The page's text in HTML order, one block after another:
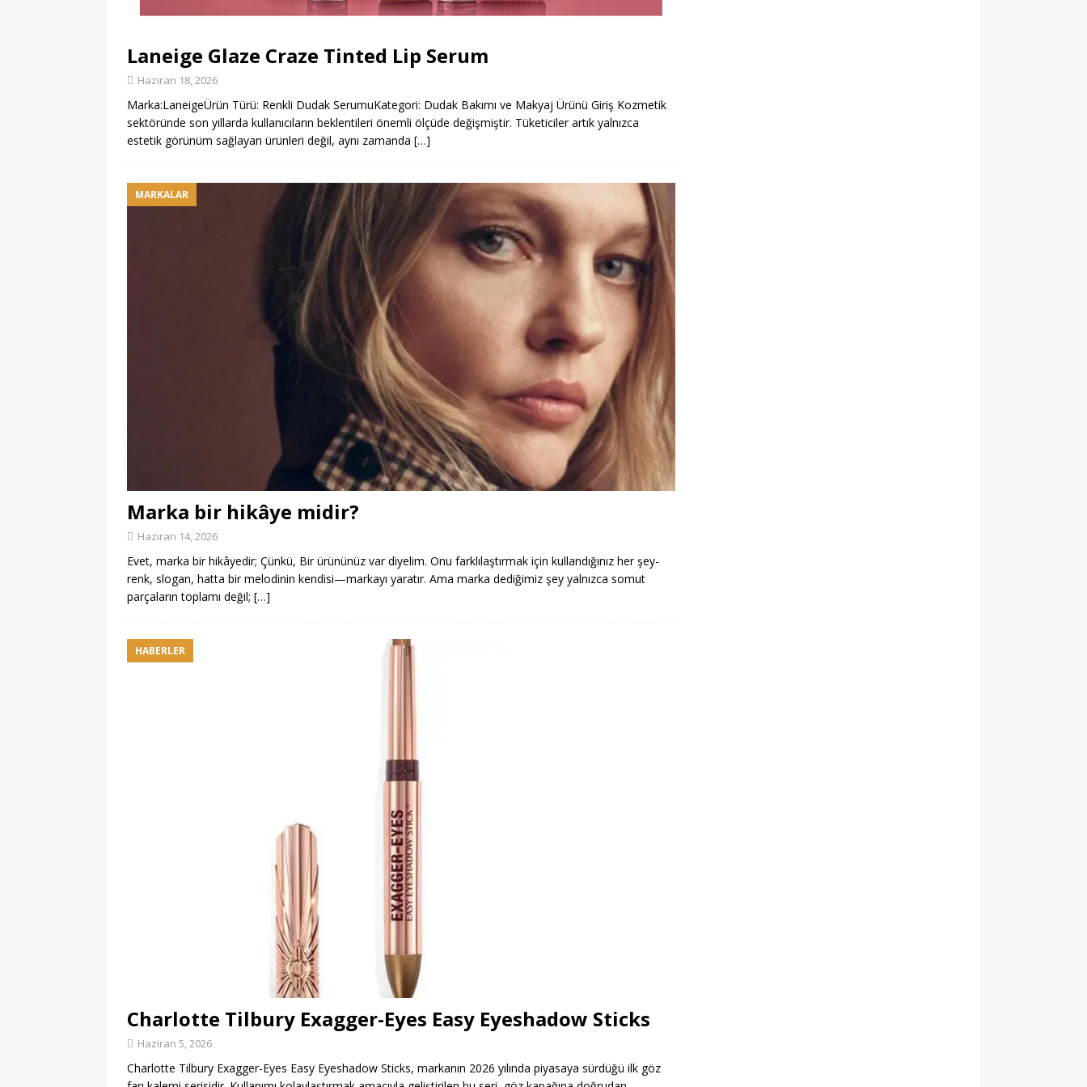
Laneige Glaze Craze Tinted Lip Serum
Haziran 18, 2026
Marka:LaneigeÜrün Türü: Renkli Dudak SerumuKategori: Dudak Bakımı ve Makyaj Ürünü Giriş Kozmetik
sektöründe son yıllarda kullanıcıların beklentileri önemli ölçüde değişmiştir. Tüketiciler artık yalnızca
estetik görünüm sağlayan ürünleri değil, aynı zamanda […]
MARKALAR
Marka bir hikâye midir?
Haziran 14, 2026
Evet, marka bir hikâyedir; Çünkü, Bir ürününüz var diyelim. Onu farklılaştırmak için kullandığınız her şey-
renk, slogan, hatta bir melodinin kendisi—markayı yaratır. Ama marka dediğimiz şey yalnızca somut
parçaların toplamı değil; […]
HABERLER
Charlotte Tilbury Exagger-Eyes Easy Eyeshadow Sticks
Haziran 5, 2026
Charlotte Tilbury Exagger-Eyes Easy Eyeshadow Sticks, markanın 2026 yılında piyasaya sürdüğü ilk göz